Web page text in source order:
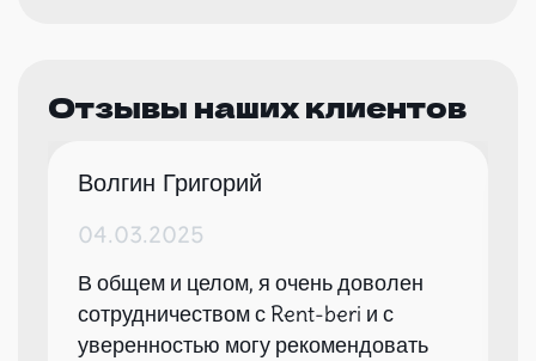
Отзывы наших клиентов
Волгин Григорий
04.03.2025
В общем и целом, я очень доволен
сотрудничеством с Rent-beri и с
уверенностью могу рекомендовать